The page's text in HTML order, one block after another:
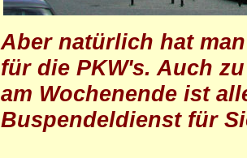
Aber natürlich hat
für die PKW's. Auch
am Wochenende ist
Buspendeldienst für